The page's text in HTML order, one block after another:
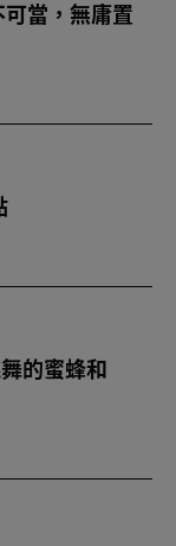
當，無庸置
的蜜蜂和